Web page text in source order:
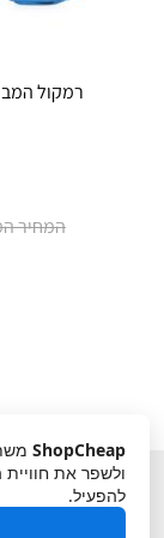
רמקול
ShopCheap
ולשפר את
להפעיל.